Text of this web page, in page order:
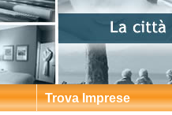
Trova Imprese